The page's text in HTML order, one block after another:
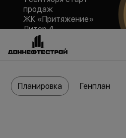
продаж
ЖК «Притяжение»
Литер 4
Планировка Генплан